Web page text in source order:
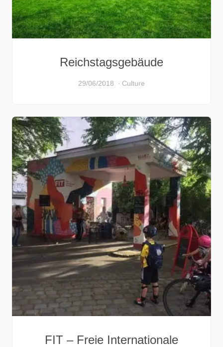
Reichstagsgebäude
29/06/2018 Culture
FIT – Freie Internationale